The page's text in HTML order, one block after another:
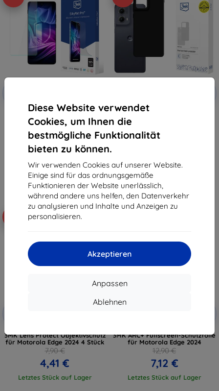
Diese Website verwendet
Cookies, um Ihnen die
bestmögliche Funktionalität
bieten zu können.
Wir verwenden Cookies auf unserer Website.
Einige sind für das ordnungsgemäße
Funktionieren der Website unerlässlich,
während andere uns helfen, den Datenverkehr
zu analysieren und Inhalte und Anzeigen zu
personalisieren.
Akzeptieren
Anpassen
Ablehnen
3mk Silky Matt Pro Schutzfolie
für Motorola Edge 2024
12,90 €
11,61 €
3mk Matt Case mattes
Smartphone-Gehäuse für
10,90 €
Auf Lager 1 Stk.
3MK Lens Protect Objektivschutz
für Motorola Edge 2024 4 Stück
7,90 €
4,41 €
Letztes Stück auf Lager
3MK ARC+ Fullscreen-Schutzfolie
für Motorola Edge 2024
12,90 €
7,12 €
Letztes Stück auf Lager